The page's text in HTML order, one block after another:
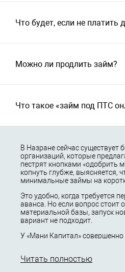
Что будет, если не платить
Можно ли продлить займ?
Что такое «займ под ПТС
В Назране сейчас существует
организаций, которые
пестрят кнопками «одобрить
копнуть глубже, выясняется,
минимальные займы на
Это удобно, когда требуется
аванса. Но если вопрос стоит
материальной базы, запуск
вариант не подходит.
У «Мани Капитал»
Читать полностью